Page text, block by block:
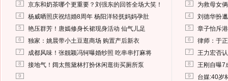
3 京东和奶茶哪个更重要？刘强东的回答全场大笑！
4 杨威晒照庆祝结婚8周年 杨阳洋轻抚妈妈孕肚
5 艳压群芳！唐嫣修身长裙现身活动 仙气儿足
6 独家：姚晨带小土豆逛商场 购置产后新衣
7 成都风味！张靓颖冯轲曝婚纱照 吃串串打麻将
8 接地气！阔太熊黛林打扮休闲逛街买厕所泵
9
3 为救母女
4 刘德华扮
5 章子怡斥
6 律师：于
7 王力宏否
8 王刚自曝7
9 台媒:40岁